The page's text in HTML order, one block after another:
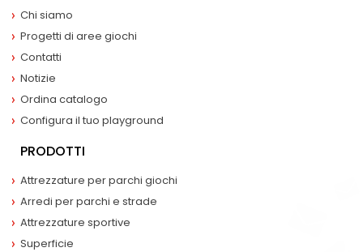
Chi siamo
Progetti di aree giochi
Contatti
Notizie
Ordina catalogo
Configura il tuo playground
PRODOTTI
Attrezzature per parchi giochi
Arredi per parchi e strade
Attrezzature sportive
Superficie